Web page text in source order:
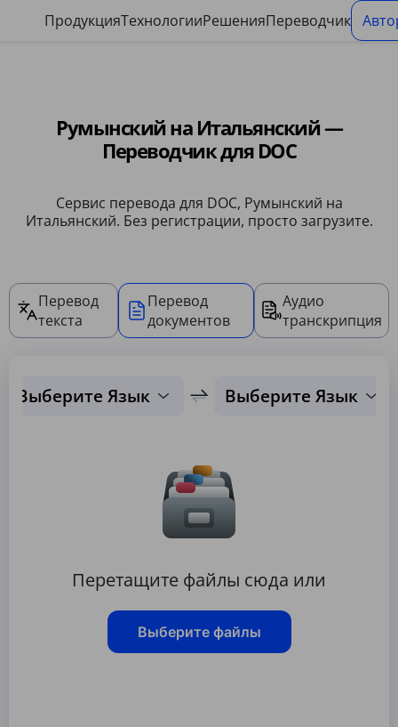
ПродукцияТехнологииРешенияПереводчик
Румынский на Итальянский —
Переводчик для DOC
Сервис перевода для DOC, Румынский на
Итальянский. Без регистрации, просто загрузите.
Перевод
текста
Перевод
документов
Аудио
транскрипция
Выберите Язык Выберите Язык
Перетащите файлы сюда или
Выберите файлы